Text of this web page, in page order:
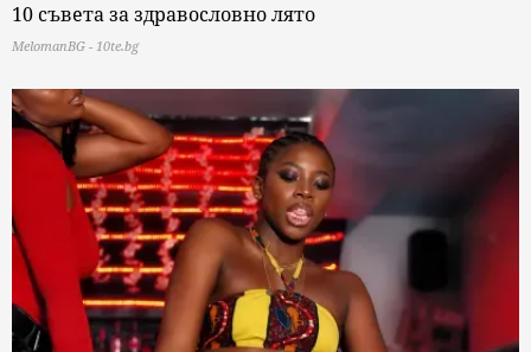
10 съвета за здравословно лято
MelomanBG - 10te.bg